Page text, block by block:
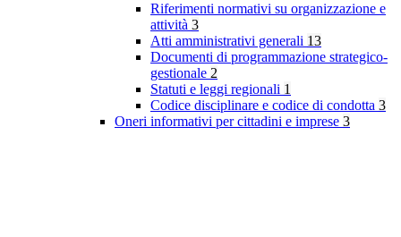
Riferimenti normativi su organizzazione e
attività 3
Atti amministrativi generali 13
Documenti di programmazione strategico-
gestionale 2
Statuti e leggi regionali 1
Codice disciplinare e codice di condotta 3
Oneri informativi per cittadini e imprese 3